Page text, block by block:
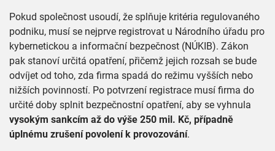
Pokud společnost usoudí, že splňuje kritéria regulovaného
podniku, musí se nejprve registrovat u Národního úřadu pro
kybernetickou a informační bezpečnost (NÚKIB). Zákon
pak stanoví určitá opatření, přičemž jejich rozsah se bude
odvíjet od toho, zda firma spadá do režimu vyšších nebo
nižších povinností. Po potvrzení registrace musí firma do
určité doby splnit bezpečnostní opatření, aby se vyhnula
vysokým sankcím až do výše 250 mil. Kč, případně
úplnému zrušení povolení k provozování.